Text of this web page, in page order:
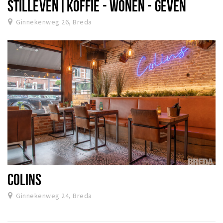
STILLEVEN|KOFFIE - WONEN - GEVEN
Ginnekenweg 26, Breda
COLINS
Ginnekenweg 24, Breda